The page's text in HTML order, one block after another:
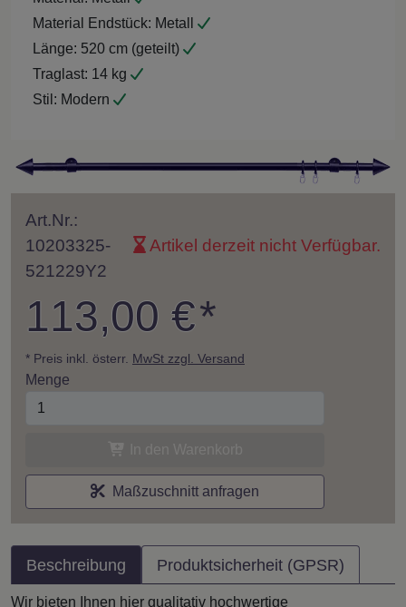
Material Endstück: Metall
Länge: 520 cm (geteilt)
Traglast: 14 kg
Stil: Modern
Art.Nr.:
10203325-
521229Y2
Artikel derzeit nicht Verfügbar.
113,00 €*
* Preis inkl. österr. MwSt zzgl. Versand
Menge
Maßzuschnitt anfragen
Beschreibung Produktsicherheit (GPSR)
Wir bieten Ihnen hier qualitativ hochwertige